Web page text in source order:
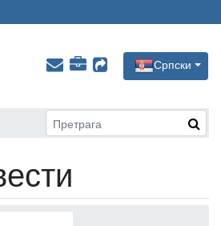
Српски